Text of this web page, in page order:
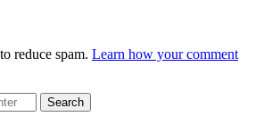
reduce spam. Learn how your comment
Search